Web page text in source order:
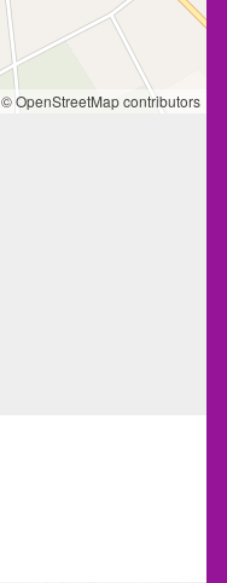
© OpenStreetMap contributors